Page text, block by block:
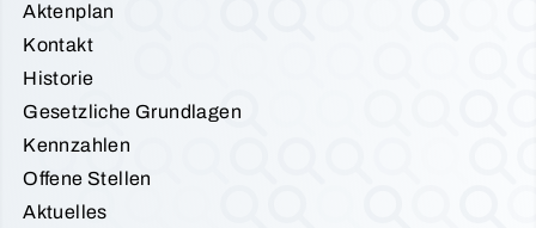
Aktenplan
Kontakt
Historie
Gesetzliche Grundlagen
Kennzahlen
Offene Stellen
Aktuelles